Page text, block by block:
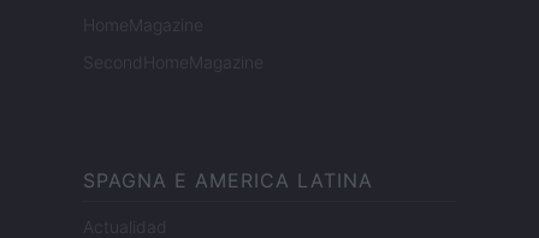
HomeMagazine
SecondHomeMagazine
SPAGNA E AMERICA LATINA
Actualidad